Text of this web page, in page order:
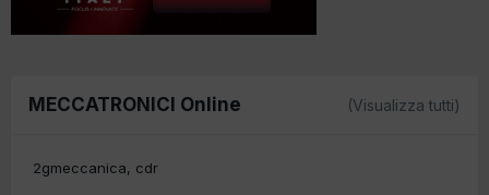
MECCATRONICI Online (Visualizza tutti)
2gmeccanica cdr